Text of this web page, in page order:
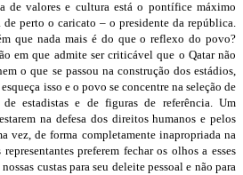
de valores e cultura está o pontífice máximo
perto o caricato – o presidente da república.
que nada mais é do que o reflexo do povo?
em que admite ser criticável que o Qatar não
o que se passou na construção dos estádios,
isso e o povo se concentre na seleção de
estadistas e de figuras de referência. Um
na defesa dos direitos humanos e pelos
vez, de forma completamente inapropriada na
preferem fechar os olhos a esses
custas para seu deleite pessoal e não para